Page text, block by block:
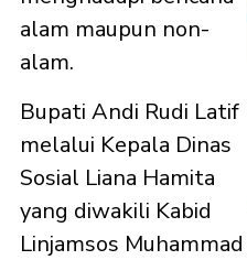
alam maupun non-
alam.
Bupati Andi Rudi Latif
melalui Kepala Dinas
Sosial Liana Hamita
yang diwakili Kabid
Linjamsos Muhammad